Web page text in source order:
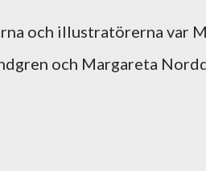
och illustratörerna var
och Margareta